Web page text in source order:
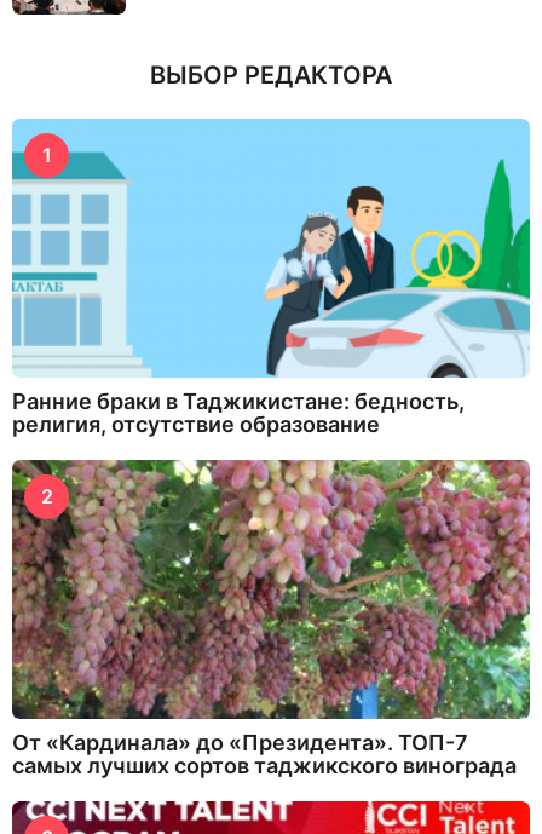
ВЫБОР РЕДАКТОРА
1
Ранние браки в Таджикистане: бедность,
религия, отсутствие образование
2
От «Кардинала» до «Президента». ТОП-7
самых лучших сортов таджикского винограда